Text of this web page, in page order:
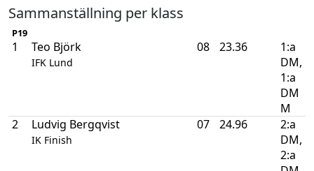
Sammanställning per klass
P19
1 Teo Björk
IFK Lund
08 23.36
1:a
DM,
1:a
DM
M
2
Ludvig Bergqvist
IK Finish
07 24.96
2:a
DM,
2:a